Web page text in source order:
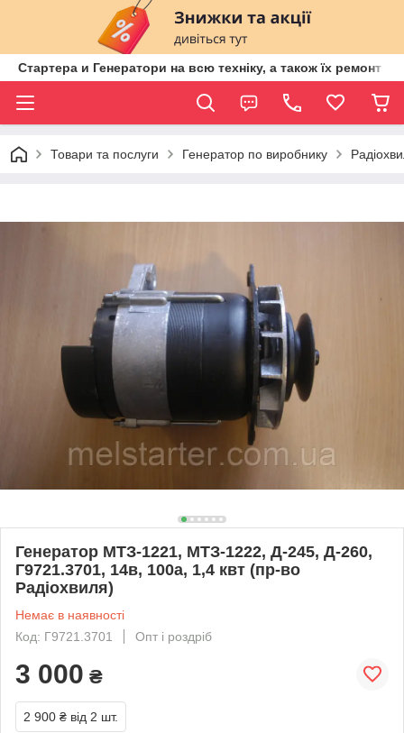
Стартера и Генератори на всю техніку, а також їх ремонт
Товари та послуги Генератор по виробнику
Генератор МТЗ-1221, МТЗ-1222, Д-245, Д-260,
Г9721.3701, 14в, 100а, 1,4 квт (пр-во
Радіохвиля)
Немає в наявності
Код: Г9721.3701
Опт і роздріб
3 000 ₴
2 900 ₴ від 2 шт.